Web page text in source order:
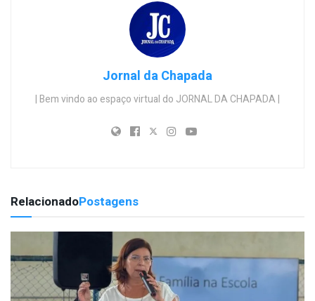
Jornal da Chapada
| Bem vindo ao espaço virtual do JORNAL DA CHAPADA |
RelacionadoPostagens